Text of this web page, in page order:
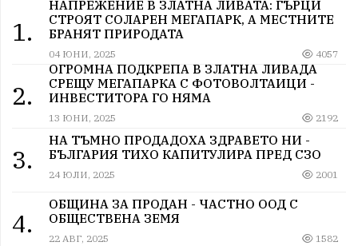
1.
НАПРЕЖЕНИЕ В ЗЛАТНА ЛИВАТА: ГЪРЦИ
СТРОЯТ СОЛАРЕН МЕГАПАРК, А МЕСТНИТЕ
БРАНЯТ ПРИРОДАТА
04 ЮНИ, 2025 4057
2.
ОГРОМНА ПОДКРЕПА В ЗЛАТНА ЛИВАДА
СРЕЩУ МЕГАПАРКА С ФОТОВОЛТАИЦИ -
ИНВЕСТИТОРА ГО НЯМА
13 ЮНИ, 2025 2192
3.
НА ТЪМНО ПРОДАДОХА ЗДРАВЕТО НИ -
БЪЛГАРИЯ ТИХО КАПИТУЛИРА ПРЕД СЗО
24 ЮЛИ, 2025 2001
4.
ОБЩИНА ЗА ПРОДАН - ЧАСТНО ООД С
ОБЩЕСТВЕНА ЗЕМЯ
22 АВГ, 2025 1582